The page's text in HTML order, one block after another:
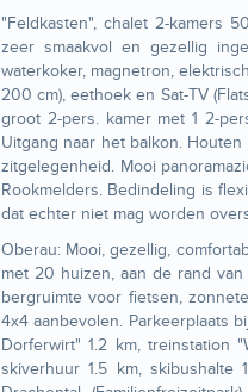
"Feldkasten", chalet 2-kamers
zeer smaakvol en gezellig
waterkoker, magnetron,
200 cm), eethoek en Sat-TV
groot 2-pers. kamer met 1 2-
Uitgang naar het balkon.
zitgelegenheid. Mooi
Rookmelders. Bedindeling is
dat echter niet mag worden
Oberau: Mooi, gezellig,
met 20 huizen, aan de rand
bergruimte voor fietsen,
4x4 aanbevolen. Parkeerplaats
Dorferwirt" 1.2 km, treinstation
skiverhuur 1.5 km, skibushalte